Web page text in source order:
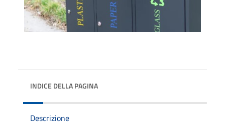
INDICE DELLA PAGINA
Descrizione